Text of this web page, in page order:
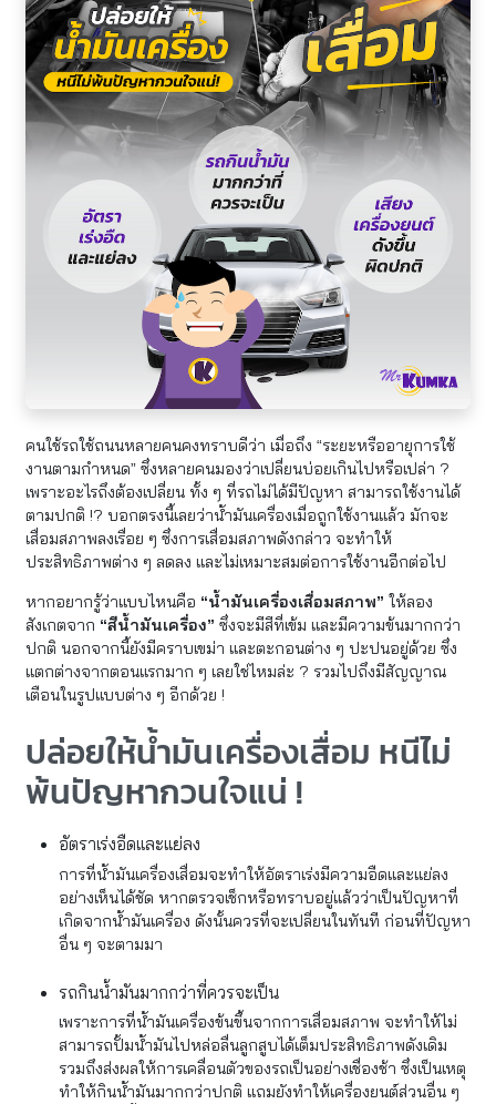
คนใช้รถใช้ถนนหลายคนคงทราบดีว่า เมื่อถึง “ระยะหรืออายุการใช้
งานตามกำหนด” ซึ่งหลายคนมองว่าเปลี่ยนบ่อยเกินไปหรือเปล่า ?
เพราะอะไรถึงต้องเปลี่ยน ทั้ง ๆ ที่รถไม่ได้มีปัญหา สามารถใช้งานได้
ตามปกติ !? บอกตรงนี้เลยว่าน้ำมันเครื่องเมื่อถูกใช้งานแล้ว มักจะ
เสื่อมสภาพลงเรื่อย ๆ ซึ่งการเสื่อมสภาพดังกล่าว จะทำให้
ประสิทธิภาพต่าง ๆ ลดลง และไม่เหมาะสมต่อการใช้งานอีกต่อไป
หากอยากรู้ว่าแบบไหนคือ “น้ำมันเครื่องเสื่อมสภาพ” ให้ลอง
สังเกตจาก “สีน้ำมันเครื่อง” ซึ่งจะมีสีที่เข้ม และมีความข้นมากกว่า
ปกติ นอกจากนี้ยังมีคราบเขม่า และตะกอนต่าง ๆ ปะปนอยู่ด้วย ซึ่ง
แตกต่างจากตอนแรกมาก ๆ เลยใช่ไหมล่ะ ? รวมไปถึงมีสัญญาณ
เตือนในรูปแบบต่าง ๆ อีกด้วย !
ปล่อยให้น้ำมันเครื่องเสื่อม หนีไม่
พ้นปัญหากวนใจแน่ !
อัตราเร่งอืดและแย่ลง
การที่น้ำมันเครื่องเสื่อมจะทำให้อัตราเร่งมีความอืดและแย่ลง
อย่างเห็นได้ชัด หากตรวจเช็กหรือทราบอยู่แล้วว่าเป็นปัญหาที่
เกิดจากน้ำมันเครื่อง ดังนั้นควรที่จะเปลี่ยนในทันที ก่อนที่ปัญหา
อื่น ๆ จะตามมา
รถกินน้ำมันมากกว่าที่ควรจะเป็น
เพราะการที่น้ำมันเครื่องข้นขึ้นจากการเสื่อมสภาพ จะทำให้ไม่
สามารถปั้มน้ำมันไปหล่อลื่นลูกสูบได้เต็มประสิทธิภาพดังเดิม
รวมถึงส่งผลให้การเคลื่อนตัวของรถเป็นอย่างเชื่องช้า ซึ่งเป็นเหตุ
ทำให้กินน้ำมันมากกว่าปกติ แถมยังทำให้เครื่องยนต์ส่วนอื่น ๆ